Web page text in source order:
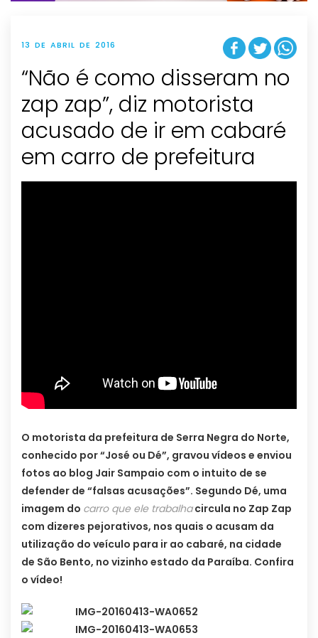
13 DE ABRIL DE 2016
“Não é como disseram no
zap zap”, diz motorista
acusado de ir em cabaré
em carro de prefeitura
O motorista da prefeitura de Serra Negra do Norte,
conhecido por “José ou Dé”, gravou vídeos e enviou
fotos ao blog Jair Sampaio com o intuito de se
defender de “falsas acusações”. Segundo Dé, uma
imagem do carro que ele trabalha circula no Zap Zap
com dizeres pejorativos, nos quais o acusam da
utilização do veículo para ir ao cabaré, na cidade
de São Bento, no vizinho estado da Paraíba. Confira
o vídeo!